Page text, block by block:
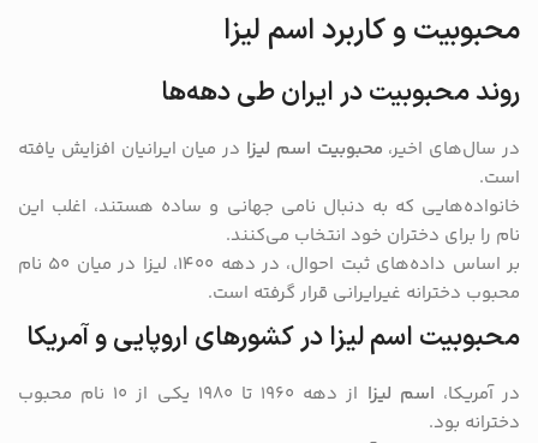
محبوبیت و کاربرد اسم لیزا
روند محبوبیت در ایران طی دهه‌ها
در سال‌های اخیر، محبوبیت اسم لیزا در میان ایرانیان افزایش یافته
است.
خانواده‌هایی که به دنبال نامی جهانی و ساده هستند، اغلب این
نام را برای دختران خود انتخاب می‌کنند.
بر اساس داده‌های ثبت احوال، در دهه ۱۴۰۰، لیزا در میان ۵۰ نام
محبوب دخترانه غیرایرانی قرار گرفته است.
محبوبیت اسم لیزا در کشورهای اروپایی و آمریکا
در آمریکا، اسم لیزا
از دهه ۱۹۶۰ تا ۱۹۸۰ یکی از ۱۰ نام محبوب
دخترانه بود.